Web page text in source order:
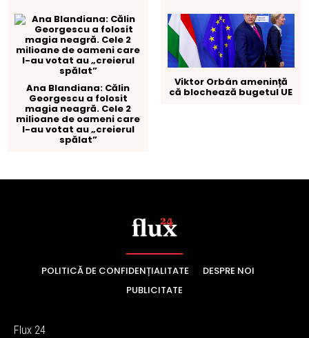
POLITICĂ DE CONFIDENȚIALITATE
DESPRE NOI
PUBLICITATE
Flux 24